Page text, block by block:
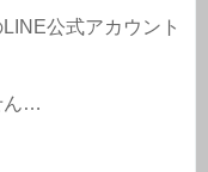
公式アカウント
ん…